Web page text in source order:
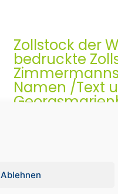
Ablehnen
Zollstock der
bedruckte
Namen /Text
Der Zollstock,
Werbegeschenk der
& praktisches
Einsatz kommt.
möglichen